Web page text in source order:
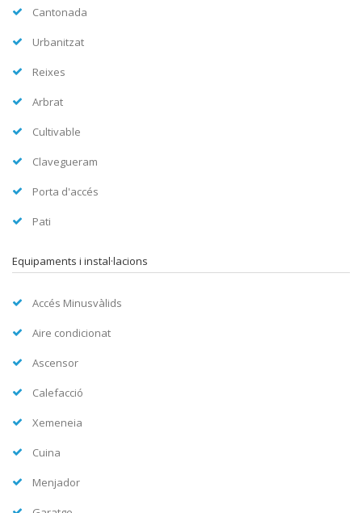
Cantonada
Urbanitzat
Reixes
Arbrat
Cultivable
Clavegueram
Porta d'accés
Pati
Equipaments i instal·lacions
Accés Minusvàlids
Aire condicionat
Ascensor
Calefacció
Xemeneia
Cuina
Menjador